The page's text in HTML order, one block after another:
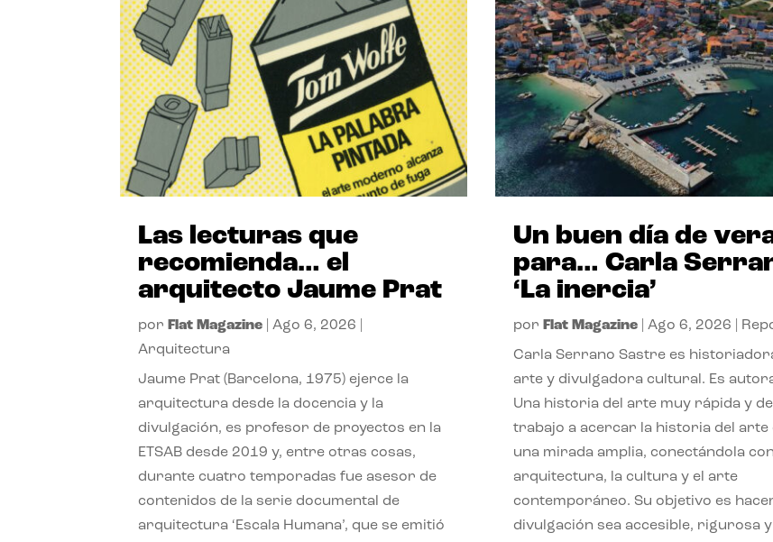
Las lecturas que
recomienda… el
arquitecto Jaume Prat
por Flat Magazine |Ago 6, 2026
Arquitectura
Jaume Prat (Barcelona, 1975) ejerce la
arquitectura desde la docencia y la
divulgación, es profesor de proyectos en la
ETSAB desde 2019 y, entre otras cosas,
durante cuatro temporadas fue asesor de
contenidos de la serie documental de
arquitectura ‘Escala Humana’, que se emitió
Un buen día de
para… Carla
‘La inercia’
por Flat Magazine| Ago 6, 2026
Carla Serrano Sastre es
arte y divulgadora cultural. Es
Una historia del arte muy rápida y
trabajo a acercar la historia del arte
una mirada amplia, conectándola
arquitectura, la cultura y el arte
contemporáneo. Su objetivo es
divulgación sea accesible, rigurosa y